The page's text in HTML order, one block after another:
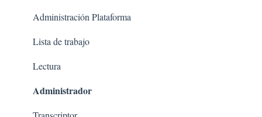
Administración Plataforma
Lista de trabajo
Lectura
Administrador